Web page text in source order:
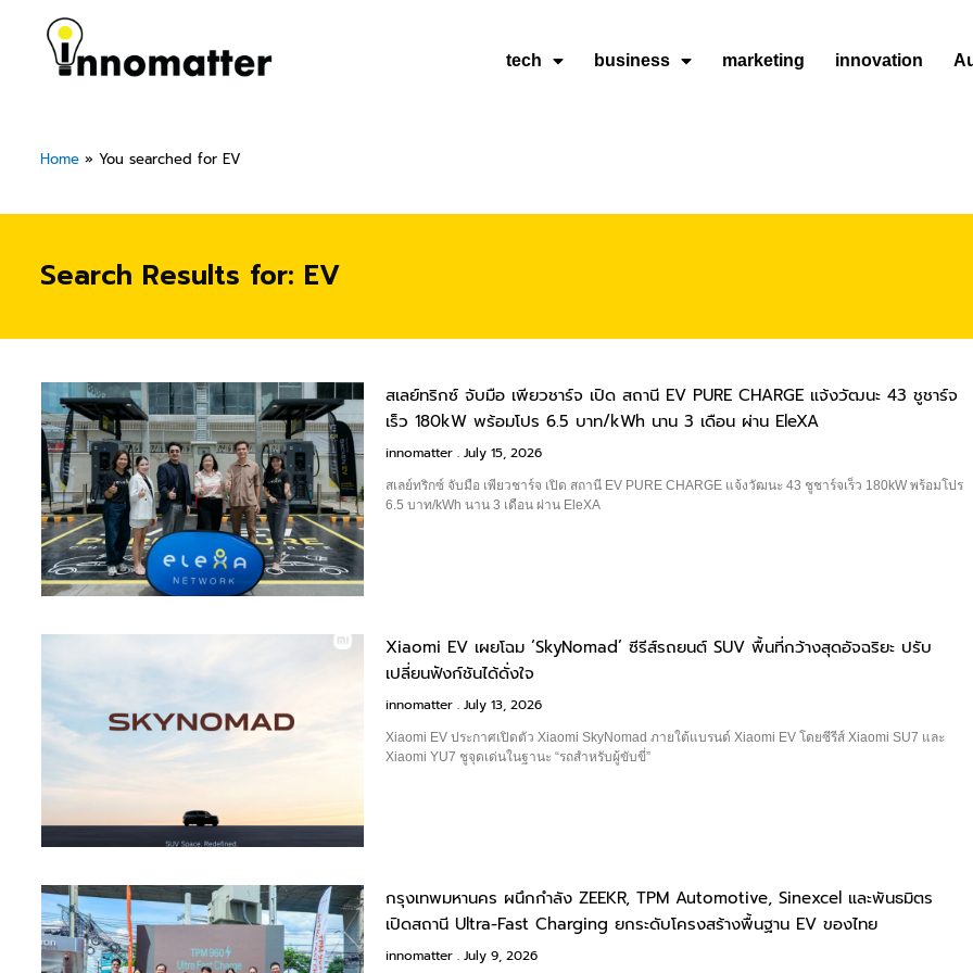
content
tech business marketing innovation
Home» You searched for EV
Search Results for: EV
สเลย์ทริกซ์ จับมือ เพียวชาร์จ เปิด สถานี EV PURE CHARGE แจ้งวัฒนะ 43 ชูชาร์จ
เร็ว 180kW พร้อมโปร 6.5 บาท/kWh นาน 3 เดือน ผ่าน EleXA
innomatter July 15, 2026
สเลย์ทริกซ์ จับมือ เพียวชาร์จ เปิด สถานี EV PURE CHARGE แจ้งวัฒนะ 43 ชูชาร์จเร็ว 180kW พร้อมโปร
6.5 บาท/kWh นาน 3 เดือน ผ่าน EleXA
Xiaomi EV เผยโฉม ‘SkyNomad’ ซีรีส์รถยนต์ SUV พื้นที่กว้างสุดอัจฉริยะ ปรับ
เปลี่ยนฟังก์ชันได้ดั่งใจ
innomatter July 13, 2026
Xiaomi EV ประกาศเปิดตัว Xiaomi SkyNomad ภายใต้แบรนด์ Xiaomi EV โดยซีรีส์ Xiaomi SU7 และ
Xiaomi YU7 ชูจุดเด่นในฐานะ “รถสำหรับผู้ขับขี่”
กรุงเทพมหานคร ผนึกกำลัง ZEEKR, TPM Automotive, Sinexcel และพันธมิตร
เปิดสถานี Ultra-Fast Charging ยกระดับโครงสร้างพื้นฐาน EV ของไทย
innomatter July 9, 2026
PagePagePage Page